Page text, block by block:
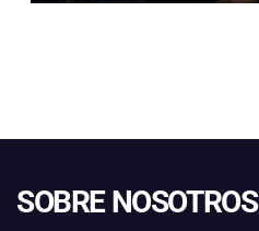
SOBRE NOSOTROS